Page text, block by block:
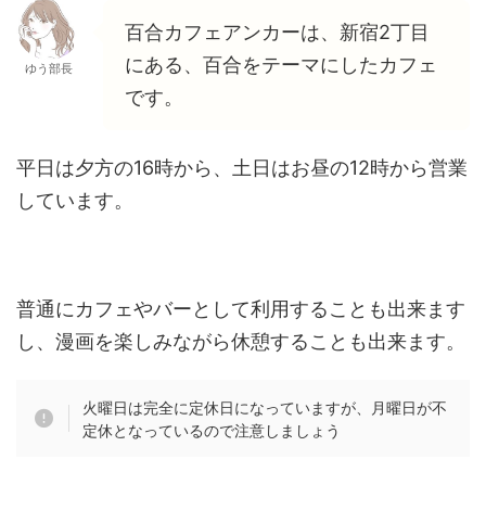
ゆう部長
百合カフェアンカーは、新宿2丁目
にある、百合をテーマにしたカフェ
です。
平日は夕方の16時から、土日はお昼の12時から営業
しています。
普通にカフェやバーとして利用することも出来ます
し、漫画を楽しみながら休憩することも出来ます。
火曜日は完全に定休日になっていますが、月曜日が不
定休となっているので注意しましょう